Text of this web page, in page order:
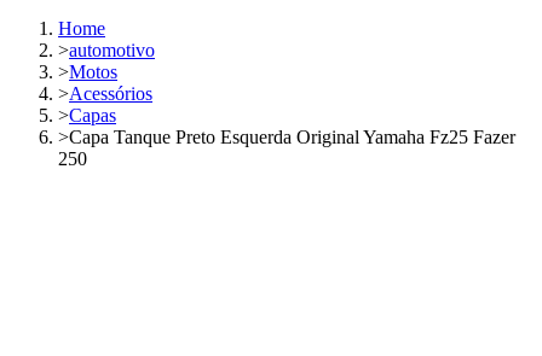
Home
>automotivo
>Motos
>Acessórios
>Capas
>Capa Tanque Preto Esquerda Original Yamaha Fz25 Fazer
250